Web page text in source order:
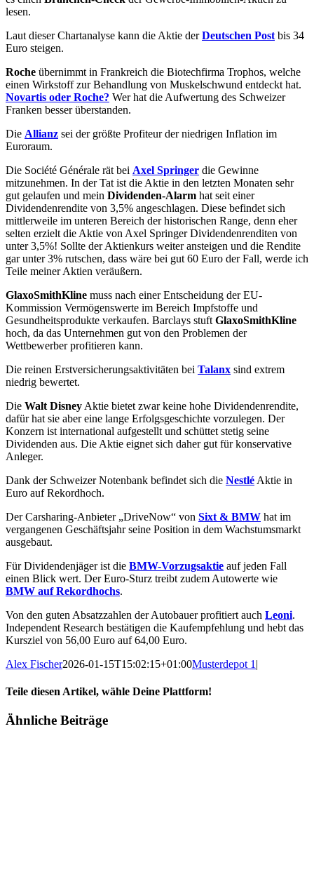
lesen.
Laut dieser Chartanalyse kann die Aktie derDeutschen Post bis 34
Euro steigen.
Roche übernimmt in Frankreich die Biotechfirma Trophos, welche
einen Wirkstoff zur Behandlung von Muskelschwund entdeckt hat.
Novartis oder Roche? Wer hat die Aufwertung des Schweizer
Franken besser überstanden.
Die Allianz sei der größte Profiteur der niedrigen Inflation im
Euroraum.
Die Société Générale rät bei Axel Springer die Gewinne
mitzunehmen. In der Tat ist die Aktie in den letzten Monaten sehr
gut gelaufen und mein Dividenden-Alarm hat seit einer
Dividendenrendite von 3,5% angeschlagen. Diese befindet sich
mittlerweile im unteren Bereich der historischen Range, denn eher
selten erzielt die Aktie von Axel Springer Dividendenrenditen von
unter 3,5%! Sollte der Aktienkurs weiter ansteigen und die Rendite
gar unter 3% rutschen, dass wäre bei gut 60 Euro der Fall, werde ich
Teile meiner Aktien veräußern.
GlaxoSmithKline muss nach einer Entscheidung der EU-
Kommission Vermögenswerte im Bereich Impfstoffe und
Gesundheitsprodukte verkaufen. Barclays stuft GlaxoSmithKline
hoch, da das Unternehmen gut von den Problemen der
Wettbewerber profitieren kann.
Die reinen Erstversicherungsaktivitäten bei Talanx sind extrem
niedrig bewertet.
Die Walt Disney Aktie bietet zwar keine hohe Dividendenrendite,
dafür hat sie aber eine lange Erfolgsgeschichte vorzulegen. Der
Konzern ist international aufgestellt und schüttet stetig seine
Dividenden aus. Die Aktie eignet sich daher gut für konservative
Anleger.
Dank der Schweizer Notenbank befindet sich die Nestlé Aktie in
Euro auf Rekordhoch.
Der Carsharing-Anbieter „DriveNow“ von Sixt & BMW hat im
vergangenen Geschäftsjahr seine Position in dem Wachstumsmarkt
ausgebaut.
Für Dividendenjäger ist die BMW-Vorzugsaktie auf jeden Fall
einen Blick wert. Der Euro-Sturz treibt zudem Autowerte wie
BMW auf Rekordhochs.
Von den guten Absatzzahlen der Autobauer profitiert auch Leoni.
Independent Research bestätigen die Kaufempfehlung und hebt das
Kursziel von 56,00 Euro auf 64,00 Euro.
Alex Fischer2026-01-15T15:02:15+01:00Musterdepot 1 |
Teile diesen Artikel, wähle Deine Plattform!
Facebook
Twitter
Reddit
LinkedIn
Tumblr
Pinterest
Vk
E-
Ähnliche Beiträge